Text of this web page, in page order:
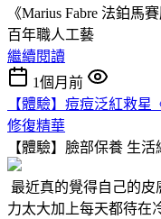
《Marius Fabre 法鉑馬
百年職人工藝
繼續閱讀
1個月前
【體驗】痘痘泛紅救
修復精華
【體驗】臉部保養 生活
最近真的覺得自己的
力太大加上每天都待在